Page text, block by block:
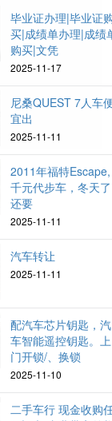
毕业证办理|毕业证
买|成绩单办理|成绩
购买|文凭
2025-11-17
尼桑QUEST 7人车
宜出
2025-11-11
2011年福特Escape,
千元代步车，冬天了
还要
2025-11-11
汽车转让
2025-11-11
配汽车芯片钥匙，汽
车智能遥控钥匙。上
门开锁/、换锁
2025-11-10
二手车行 现金收购